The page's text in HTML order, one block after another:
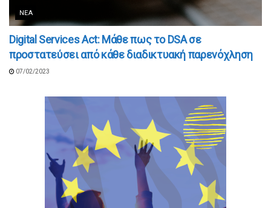
ΝΈΑ
Digital Services Act: Μάθε πως το DSA σε
προστατεύσει από κάθε διαδικτυακή παρενόχληση
07/02/2023